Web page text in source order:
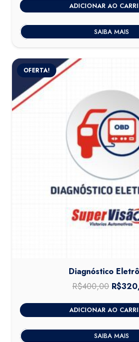
ADICIONAR AO
SAIBA MAIS
OFERTA!
Diagnóstico
R$400,00 O
preço
era:
R$
ADICIONAR AO
SAIBA MAIS